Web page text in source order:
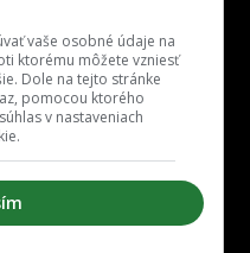
Odzadu.sk
Receptik.sk
vaše osobné údaje na
ktorému môžete vzniesť
Dole na tejto stránke
pomocou ktorého
v nastaveniach